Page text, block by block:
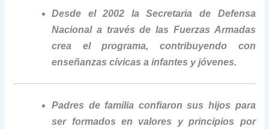
Desde el 2002 la Secretaria de Defensa
Nacional a través de las Fuerzas Armadas
crea el programa, contribuyendo con
enseñanzas cívicas a infantes y jóvenes.
Padres de familia confiaron sus hijos para
ser formados en valores y principios por